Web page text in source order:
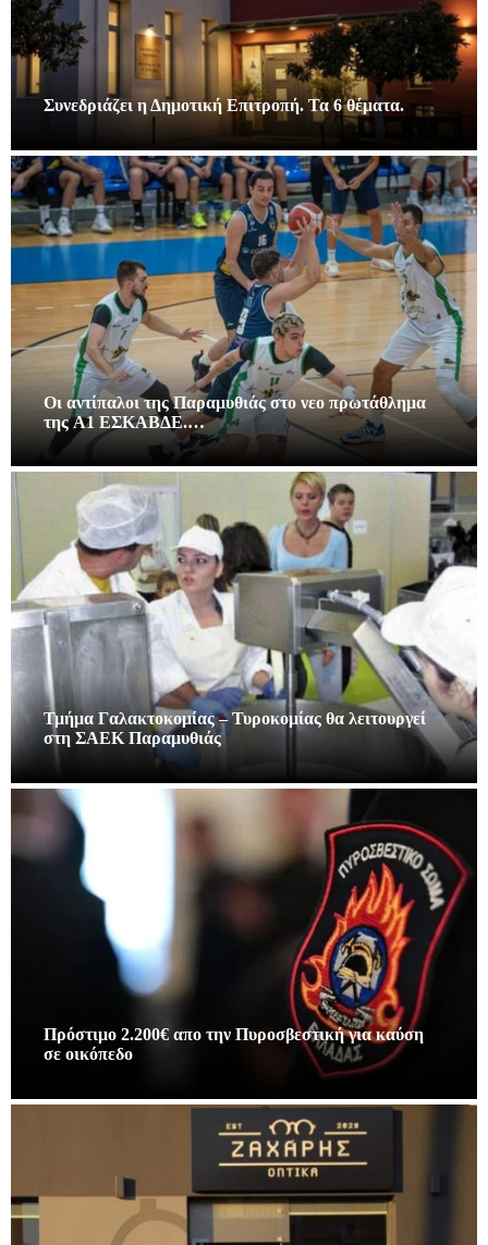
Συνεδριάζει η Δημοτική Επιτροπή. Τα 6 θέματα.
Οι αντίπαλοι της Παραμυθιάς στο νεο πρωτάθλημα
της A1 ΕΣΚΑΒΔΕ.…
Τμήμα Γαλακτοκομίας – Τυροκομίας θα λειτουργεί
στη ΣΑΕΚ Παραμυθιάς
Πρόστιμο 2.200€ απο την Πυροσβεστική για καύση
σε οικόπεδο